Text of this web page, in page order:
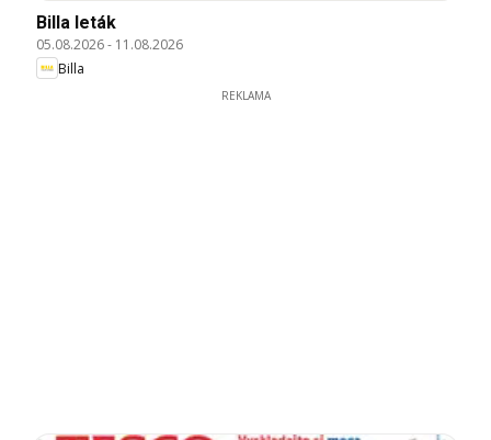
Billa leták
05.08.2026- 11.08.2026
Billa
REKLAMA